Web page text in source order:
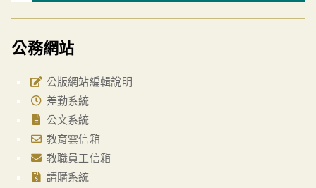
公務網站
公版網站編輯說明
差勤系統
公文系統
教育雲信箱
教職員工信箱
請購系統